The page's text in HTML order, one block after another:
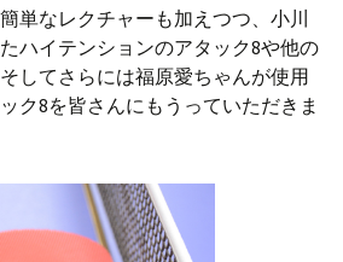
単なレクチャーも加えつつ、小川
ハイテンションのアタック8や他の
してさらには福原愛ちゃんが使用
ク8を皆さんにもうっていただきま